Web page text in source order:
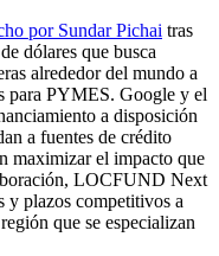
por Sundar Pichai tras
dólares que busca
alrededor del mundo a
para PYMES. Google y el
a disposición
a fuentes de crédito
maximizar el impacto que
LOCFUND Next
y plazos competitivos a
que se especializan